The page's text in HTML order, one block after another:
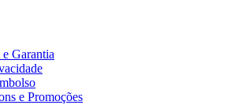
Garantia
e Promoções